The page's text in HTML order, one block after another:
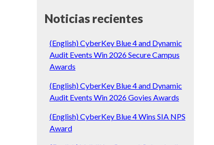
Noticias recientes
(English) CyberKey Blue 4 and Dynamic
Audit Events Win 2026 Secure Campus
Awards
(English) CyberKey Blue 4 and Dynamic
Audit Events Win 2026 Govies Awards
(English) CyberKey Blue 4 Wins SIA NPS
Award